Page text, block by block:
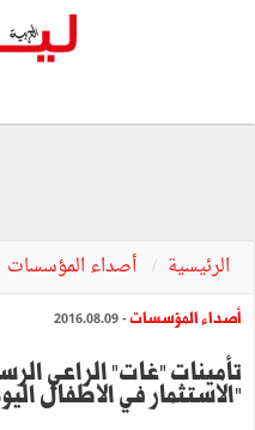
الرئيسية أصداء المؤسسات
أصداء المؤسسات- 2016.08.09
تأمينات "غات" الراعي
"الاستثمار في الاطفال